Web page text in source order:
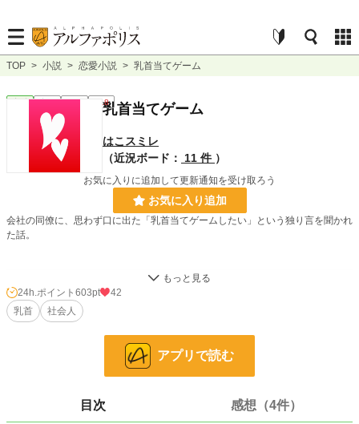
TOP > 小説 > 恋愛小説 > 乳首当てゲーム
完結 短編 R18乳首当てゲーム
はこスミレ
（近況ボード：
11 件 ）
お気に入りに追加して更新通知を受け取ろう
お気に入り追加
会社の同僚に、思わず口に出た「乳首当てゲームしたい」という独り言を聞かれ
た話。
2,354 位 / 228,845 件
恋愛 1,303 位 / 66,371 件
24h.ポイント 603pt
42
乳首
社会人
アプリで読む
目次 感想（4件）